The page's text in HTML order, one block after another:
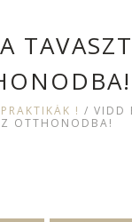
! / VIDD
OTTHONODBA!